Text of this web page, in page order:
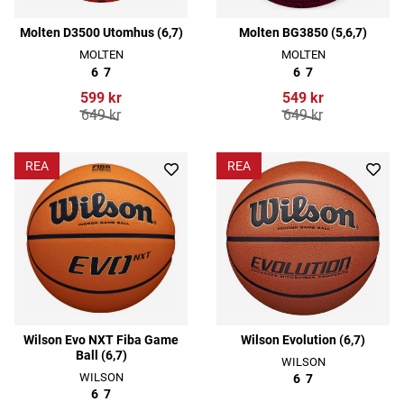
Molten D3500 Utomhus (6,7)
MOLTEN
6 7
599 kr
649 kr
Molten BG3850 (5,6,7)
MOLTEN
6 7
549 kr
649 kr
REA
Wilson Evo NXT Fiba Game
Ball (6,7)
WILSON
6 7
REA
Wilson Evolution (6,7)
WILSON
6 7